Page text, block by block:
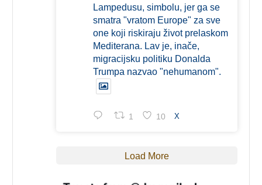
Lampedusu, simbolu, jer ga se
smatra "vratom Europe" za sve
one koji riskiraju život prelaskom
Mediterana. Lav je, inače,
migracijsku politiku Donalda
Trumpa nazvao "nehumanom".
1 10 X
Load More